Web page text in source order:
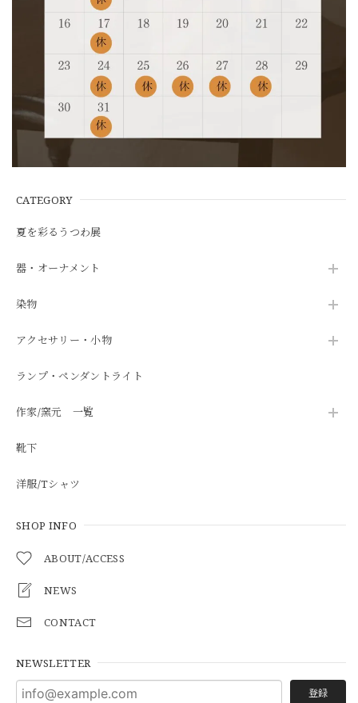
CATEGORY
夏を彩るうつわ展
器・オーナメント
染物
アクセサリー・小物
ランプ・ペンダントライト
作家/窯元 一覧
靴下
洋服/Tシャツ
SHOP INFO
ABOUT/ACCESS
NEWS
CONTACT
NEWSLETTER
登録